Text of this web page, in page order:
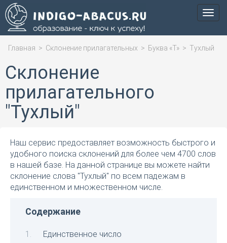
Меню
Главная > Склонение прилагательных > Буква «Т» > Тухлый
Склонение
прилагательного
"Тухлый"
Наш сервис предоставляет возможность быстрого и
удобного поиска склонений для более чем 4700 слов
в нашей базе. На данной странице вы можете найти
склонение слова "Тухлый" по всем падежам в
единственном и множественном числе.
Содержание
Единственное число